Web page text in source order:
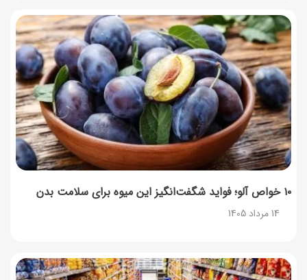
۱۰ خواص آلو؛ فواید شگفت‌انگیز این میوه برای سلامت بدن
14 مرداد 1405